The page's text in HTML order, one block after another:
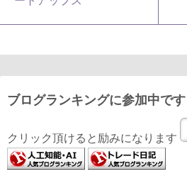
ブログランキングに参加中です
クリック頂けると励みになります